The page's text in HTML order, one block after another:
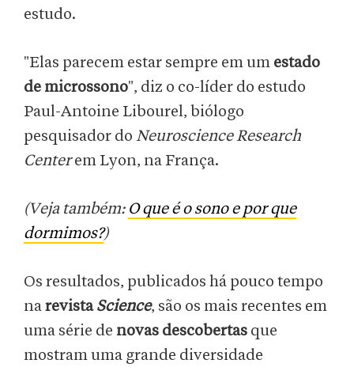
estudo.
"Elas parecem estar sempre em um estado
de microssono", diz o co-líder do estudo
Paul-Antoine Libourel, biólogo
pesquisador do Neuroscience Research
Centerem Lyon, na França.
(Veja também: O que é o sono e por que
dormimos?)
Os resultados, publicados há pouco tempo
narevistaScience, são os mais recentes em
uma série de novas descobertas que
mostram uma grande diversidade